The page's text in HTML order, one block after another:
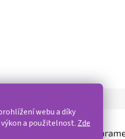
webu a díky
a použitelnost. Zde
Doplňkové